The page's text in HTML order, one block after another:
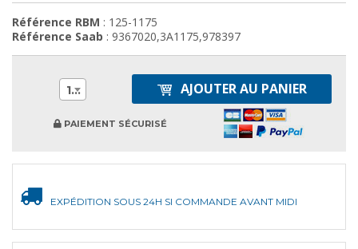
Référence RBM : 125-1175
Référence Saab : 9367020,3A1175,978397
1 AJOUTER AU PANIER
PAIEMENT SÉCURISÉ
EXPÉDITION SOUS 24H SI COMMANDE AVANT MIDI